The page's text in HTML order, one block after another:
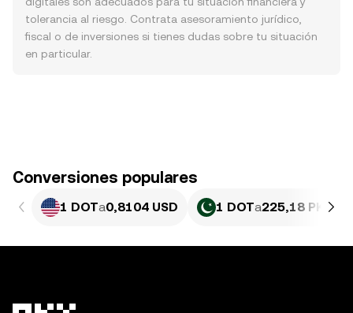
tolerancia al riesgo. Contrata asesoramiento jurídico,
fiscal o de inversiones si tienes dudas sobre tu situación
en particular.
Conversiones populares
1 DOTa0,8104 USD 1 DOTa225,18 PKR